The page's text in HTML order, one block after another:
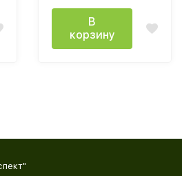
В
корзину